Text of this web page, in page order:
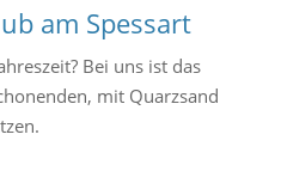
am Spessart
Bei uns ist das
mit Quarzsand